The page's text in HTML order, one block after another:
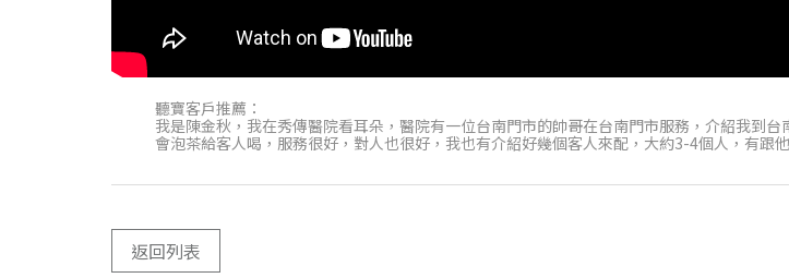
聽寶客戶推薦：
我是陳金秋，我在秀傳醫院看耳朵，醫院有一位台南門市的帥哥在台南門市服務，介紹我到
會泡茶給客人喝，服務很好，對人也很好，我也有介紹好幾個客人來配，大約3-4個人，有跟
返回列表